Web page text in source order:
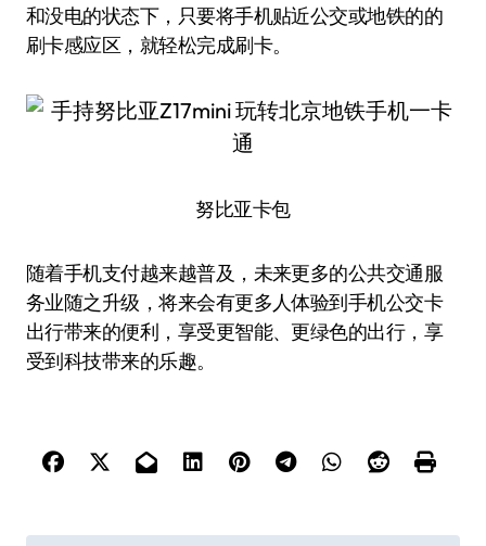
和没电的状态下，只要将手机贴近公交或地铁的的
刷卡感应区，就轻松完成刷卡。
努比亚卡包
随着手机支付越来越普及，未来更多的公共交通服
务业随之升级，将来会有更多人体验到手机公交卡
出行带来的便利，享受更智能、更绿色的出行，享
受到科技带来的乐趣。